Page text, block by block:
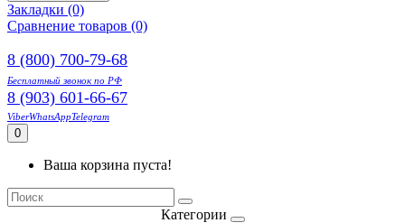
Закладки (0)
Сравнение товаров (0)
8 (800) 700-79-68
Бесплатный звонок по РФ
8 (903) 601-66-67
ViberWhatsAppTelegram
0
Ваша корзина пуста!
Категории